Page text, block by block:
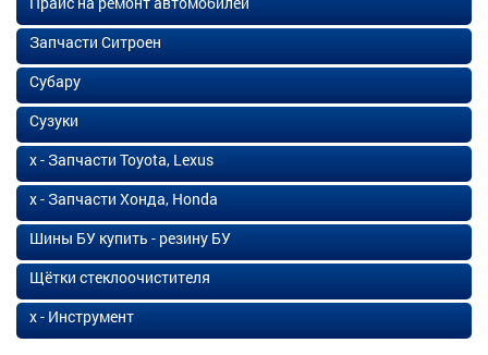
Запчасти Ситроен
Субару
Сузуки
х - Запчасти Toyota, Lexus
х - Запчасти Хонда, Honda
Шины БУ купить - резину БУ
Щётки стеклоочистителя
х - Инструмент